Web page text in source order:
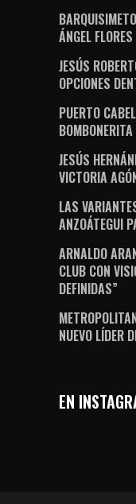
ÁNGEL FLORES
JESÚS
OPCIONES
PUERTO
JESÚS
VICTORIA
LAS
ANZOÁTEGUI
ARNALDO
CLUB CON
DEFINIDAS”
NUEVO LÍDER
EN